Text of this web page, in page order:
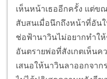
เห็นหน้าเธออีกครั้ง แต่ข
สับสนเมื่อนึกถึงหน้าที่อัน
ช่อฟ้านาวินไม่อยากทำใ
อันตรายพ่อที่สังเกตเห็น
เสนอให้นาวินลาออกจา